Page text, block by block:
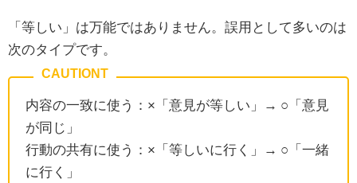
「等しい」は万能ではありません。誤用として多いのは
次のタイプです。
内容の一致に使う：×「意見が等しい」→ ○「意見
が同じ」
行動の共有に使う：×「等しいに行く」→ ○「一緒
に行く」